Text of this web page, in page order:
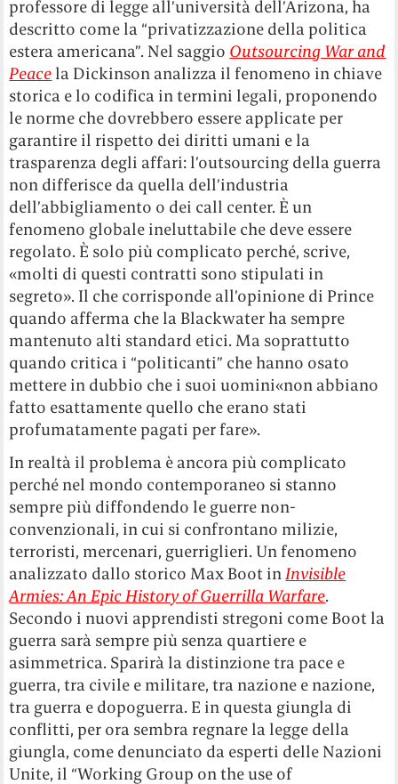
professore di legge all’università dell’Arizona, ha
descritto come la “privatizzazione della politica
estera americana”. Nel saggio Outsourcing War and
Peace la Dickinson analizza il fenomeno in chiave
storica e lo codifica in termini legali, proponendo
le norme che dovrebbero essere applicate per
garantire il rispetto dei diritti umani e la
trasparenza degli affari: l’outsourcing della guerra
non differisce da quella dell’industria
dell’abbigliamento o dei call center. È un
fenomeno globale ineluttabile che deve essere
regolato. È solo più complicato perché, scrive,
«molti di questi contratti sono stipulati in
segreto». Il che corrisponde all’opinione di Prince
quando afferma che la Blackwater ha sempre
mantenuto alti standard etici. Ma soprattutto
quando critica i “politicanti” che hanno osato
mettere in dubbio che i suoi uomini«non abbiano
fatto esattamente quello che erano stati
profumatamente pagati per fare».
In realtà il problema è ancora più complicato
perché nel mondo contemporaneo si stanno
sempre più diffondendo le guerre non-
convenzionali, in cui si confrontano milizie,
terroristi, mercenari, guerriglieri. Un fenomeno
analizzato dallo storico Max Boot inInvisible
Armies: An Epic History of Guerrilla Warfare.
Secondo i nuovi apprendisti stregoni come Boot la
guerra sarà sempre più senza quartiere e
asimmetrica. Sparirà la distinzione tra pace e
guerra, tra civile e militare, tra nazione e nazione,
tra guerra e dopoguerra. E in questa giungla di
conflitti, per ora sembra regnare la legge della
giungla, come denunciato da esperti delle Nazioni
Unite, il “Working Group on the use of